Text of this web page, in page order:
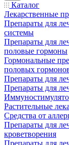
Каталог
Лекарственные
Препараты для
системы
Препараты для
половые гормоны
Гормональные
половых
Препараты для
Препараты для
Растительные
Средства от
Препараты для
кроветворения
Препараты для